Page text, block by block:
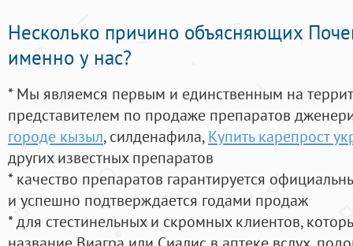
Несколько причино объясняющих
именно у нас?
* Мы являемся первым и единственным на
представителем по продаже препаратов
городе кызыл, силденафила, Купить карепрост
других известных препаратов
* качество препаратов гарантируется
и успешно подтверждается годами продаж
* для стестинельных и скромных клиентов,